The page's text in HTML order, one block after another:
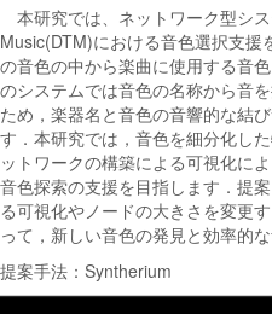
本研究では、ネットワーク型シ
Music(DTM)における音色選択支
の音色の中から楽曲に使用する音
のシステムでは音色の名称から音
ため，楽器名と音色の音響的な結
す．本研究では，音色を細分化し
ットワークの構築による可視化に
音色探索の支援を目指します．提
る可視化やノードの大きさを変更
って，新しい音色の発見と効率的
提案手法：Syntherium